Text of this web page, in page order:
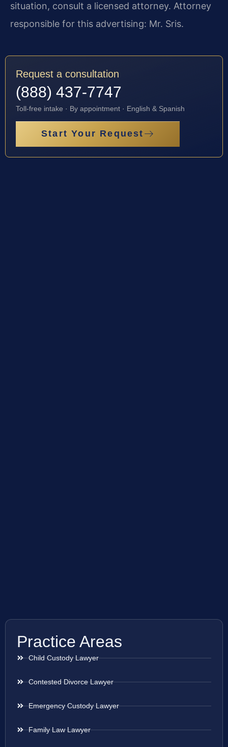
situation, consult a licensed attorney. Attorney
responsible for this advertising: Mr. Sris.
Request a consultation
(888) 437-7747
Toll-free intake · By appointment · English & Spanish
Start Your Request
Practice Areas
Child Custody Lawyer
Contested Divorce Lawyer
Emergency Custody Lawyer
Family Law Lawyer